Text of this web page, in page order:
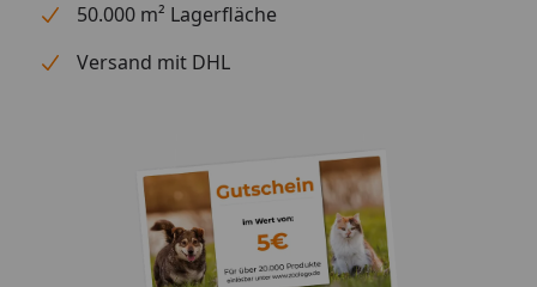
50.000 m² Lagerfläche
Versand mit DHL